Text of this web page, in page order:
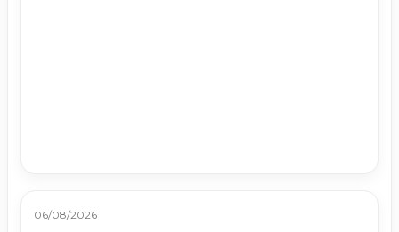
06/08/2026